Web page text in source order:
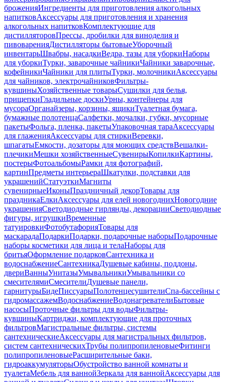
броженияИнгредиенты для приготовления алкогольных
напитковАксессуары для приготовления и хранения
алкогольных напитковКомплектующие для
дистилляторовПрессы, дробилки для виноделия и
пивоваренияДистилляторы бытовыеУборочный
инвентарьШвабры, насадкиВедра, тазы для уборкиНаборы
для уборкиТурки, заварочные чайникиЧайники заварочные,
кофейникиЧайники для плитыТурки, молочникиАксессуары
для чайников, электрочайниковФильтры-
кувшиныХозяйственные товарыСушилки для белья,
прищепкиГладильные доскиУрны, контейнеры для
мусораОрганайзеры, корзины, ящикиТуалетная бумага,
бумажные полотенцаСалфетки, мочалки, губки, мусорные
пакетыФольга, пленка, пакетыУпаковочная тараАксессуары
для глаженияАксессуары для стиркиВеревки,
шпагатыЕмкости, дозаторы для моющих средствВешалки-
плечикиМешки хозяйственныеСувенирыКопилкиКартины,
постерыФотоальбомыРамки для фотографий,
картинПредметы интерьераШкатулки, подставки для
украшенийСтатуэткиМагниты
сувенирныеИконыПраздничный декорТовары для
праздникаЕлкиАксессуары для елей новогоднихНовогодние
украшенияСветодиодные гирлянды, декорацииСветодиодные
фигуры, игрушкиВременные
татуировкиФотобутафорияТовары для
маскарадаПодаркиПодарки, подарочные наборыПодарочные
наборы косметики для лица и телаНаборы для
бритьяОформление подарковСантехника и
водоснабжениеСантехникаДушевые кабины, поддоны,
двериВанныУнитазыУмывальникиУмывальники со
смесителямиСмесителиДушевые панели,
гарнитурыБидеПиссуарыПолотенцесушителиСпа-бассейны с
гидромассажемВодоснабжениеВодонагревателиБытовые
насосыПроточные фильтры для водыФильтры-
кувшиныКартриджи, комплектующие для проточных
фильтровМагистральные фильтры, системы
сантехническиеАксессуары для магистральных фильтров,
систем сантехническихТрубы полипропиленовыеФитинги
полипропиленовыеРасширительные баки,
гидроаккумуляторыОбустройство ванной комнаты и
туалетаМебель для ваннойЗеркала для ваннойАксессуары для